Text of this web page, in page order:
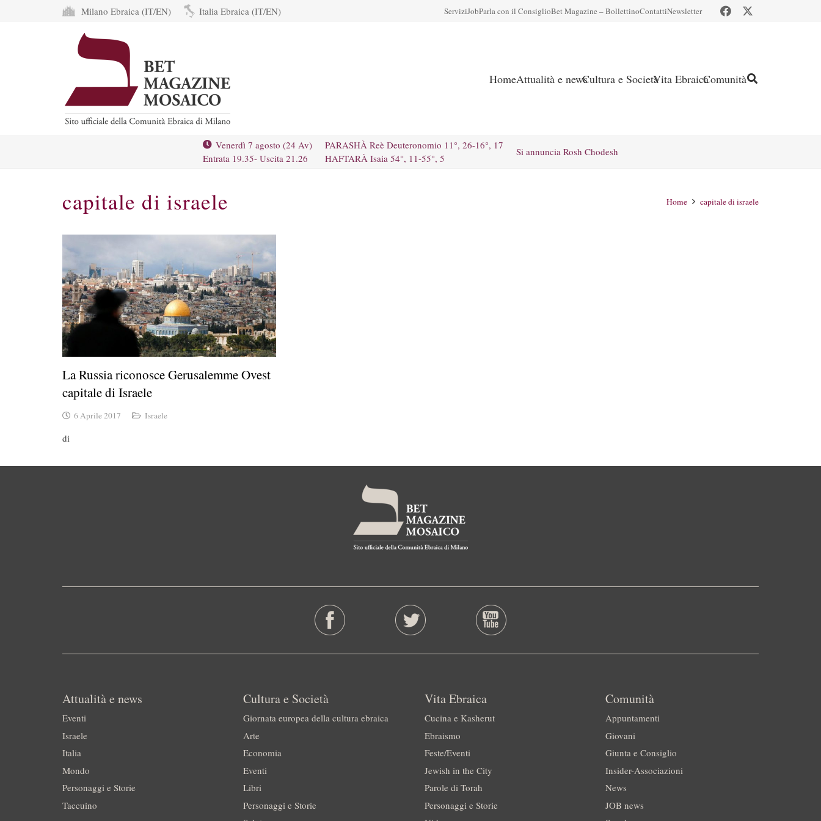
Milano Ebraica (IT/EN) Italia Ebraica (IT/EN) ServiziJobParla con il ConsiglioBet Magazine – BollettinoContattiNewsletter
HomeAttualità e newsCultura e SocietàVita EbraicaComunità
Venerdì 7 agosto (24 Av)
Entrata 19.35- Uscita 21.26
PARASHÀ Reè Deuteronomio 11°, 26-16°, 17
HAFTARÀ Isaia 54°, 11-55°, 5
Si annuncia Rosh Chodesh
capitale di israele Home capitale di israele
La Russia riconosce Gerusalemme Ovest
capitale di Israele
6 Aprile 2017 Israele
di
Attualità e news
Eventi
Israele
Italia
Mondo
Personaggi e Storie
Taccuino
Cultura e Società
Giornata europea della cultura ebraica
Arte
Economia
Eventi
Libri
Personaggi e Storie
Vita Ebraica
Cucina e Kasherut
Ebraismo
Feste/Eventi
Jewish in the City
Parole di Torah
Personaggi e Storie
Comunità
Appuntamenti
Giovani
Giunta e Consiglio
Insider-Associazioni
News
JOB news